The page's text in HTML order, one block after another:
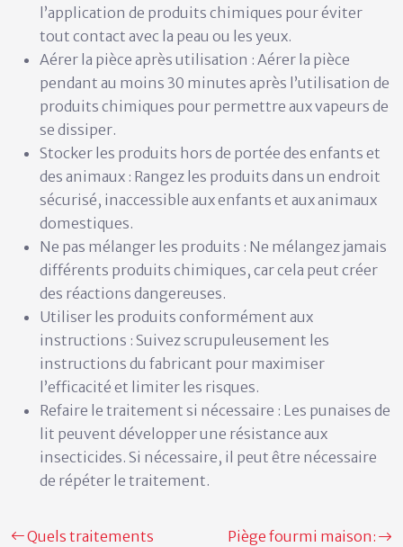
l’application de produits chimiques pour éviter
tout contact avec la peau ou les yeux.
Aérer la pièce après utilisation : Aérer la pièce
pendant au moins 30 minutes après l’utilisation de
produits chimiques pour permettre aux vapeurs de
se dissiper.
Stocker les produits hors de portée des enfants et
des animaux : Rangez les produits dans un endroit
sécurisé, inaccessible aux enfants et aux animaux
domestiques.
Ne pas mélanger les produits : Ne mélangez jamais
différents produits chimiques, car cela peut créer
des réactions dangereuses.
Utiliser les produits conformément aux
instructions : Suivez scrupuleusement les
instructions du fabricant pour maximiser
l’efficacité et limiter les risques.
Refaire le traitement si nécessaire : Les punaises de
lit peuvent développer une résistance aux
insecticides. Si nécessaire, il peut être nécessaire
de répéter le traitement.
Quels traitements
Piège fourmi maison: